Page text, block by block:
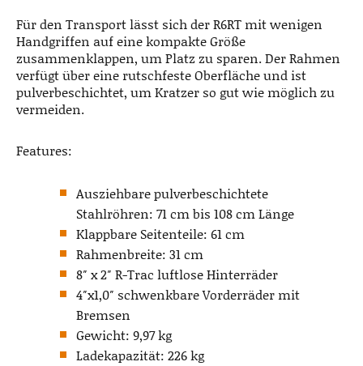
Für den Transport lässt sich der R6RT mit wenigen
Handgriffen auf eine kompakte Größe
zusammenklappen, um Platz zu sparen. Der Rahmen
verfügt über eine rutschfeste Oberfläche und ist
pulverbeschichtet, um Kratzer so gut wie möglich zu
vermeiden.
Features:
Ausziehbare pulverbeschichtete
Stahlröhren: 71 cm bis 108 cm Länge
Klappbare Seitenteile: 61 cm
Rahmenbreite: 31 cm
8″ x 2″ R-Trac luftlose Hinterräder
4″x1,0″ schwenkbare Vorderräder mit
Bremsen
Gewicht: 9,97 kg
Ladekapazität: 226 kg